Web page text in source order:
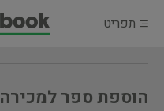
תפריט
הוספת ספר למכירה